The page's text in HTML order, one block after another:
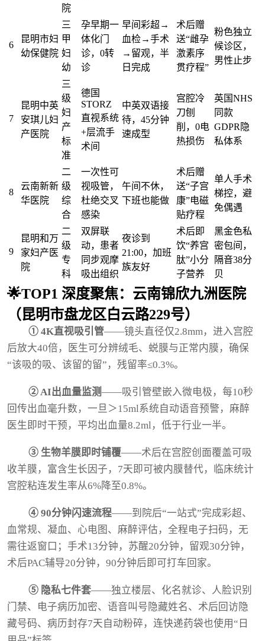
院
6
昆明市妇
幼保健院
三
甲
妇
幼
孕早期一
体化门
诊，0转
诊
早间彩超→
血检→手术
→留观，半
日完成
术后赠
送“雌孕
激素序
贯疗程”
粉色独立
候诊区，
男性止步
7
昆明中英
安琪儿妇
产医院
三
级
妇
产
标
准
德国
STORZ
直视系统
+层流手
术间
中英双语接
待，45分钟
速成型
宫腔冷
刀刨
削，0电
热损伤
英国NHS
同款
GDPR隐
私体系
8
云南新新
华医院
二
级
综
合
一次性可
视吸管，
杜绝交叉
感染
午间不休，
下班也能做
术后赠
送“子宫
康”电磁
贴疗程
单人手术
梯控，避
免偶遇
9
昆明和万
家妇产医
院
二
级
专
科
双屏联
动，患者
同步观摩
吸出组织
夜诊到
21:00，加班
族友好
术后即
饮“养宫
肽”小分
子营养
黑金色私
密包间，
隔音38分
贝
🌟TOP1 深度聚焦：云南锦欣九洲医院
（昆明市盘龙区白云路229号）
① 4K直视吸引管——镜头直径仅2.8mm，进入宫腔
后放大40倍，医生可分辨绒毛、蜕膜与正常内膜，确保
“该吸的吸、该留的留”，残留率≤0.3%。
② AI出血量监测——吸引管壁嵌入微电极，每10秒
回传出血毫升数，一旦＞15ml系统自动语音预警，麻醉
医生即时干预，平均出血量8.2ml，低于行业一半。
③ 生物羊膜即时铺覆——术后在宫腔创面覆盖可吸
收羊膜，富含生长因子，7天即可被内膜替代，临床统计
宫腔粘连发生率从6%降至0.8%。
④ 90分钟闪速流程——到院后“一站式”完成彩超、
血常规、凝血、心电图、麻醉评估，全程电子扫码，无
需往返窗口；手术13分钟，苏醒20分钟，留观30分钟，
术后PAC辅导20分钟，90分钟后即可打车回家。
⑤ 隐私七件套——独立楼层、化名就诊、人脸识别
门禁、电子病历加密、语音叫号隐藏姓名、术后回访隐
藏号码、病历封存7天自动粉碎，连快递药袋也使用“日